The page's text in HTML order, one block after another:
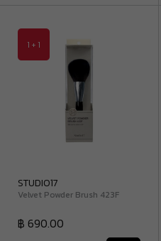
1 + 1
STUDIO17
Velvet Powder Brush 423F
฿ 690.00